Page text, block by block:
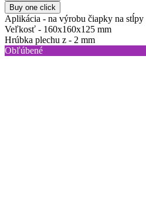
Buy one click
Aplikácia - na výrobu čiapky na stĺpy
Veľkosť - 160x160x125 mm
Hrúbka plechu z - 2 mm
Obľúbené